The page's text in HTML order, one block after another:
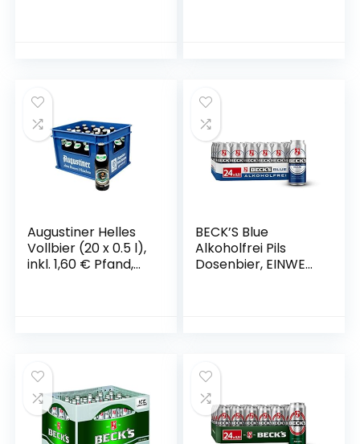
Augustiner Helles
Vollbier (20 x 0.5 l),
inkl. 1,60 € Pfand,
BECK’S Blue
Alkoholfrei Pils
Dosenbier, EINWEG